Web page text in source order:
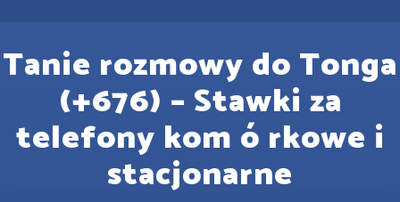
Tanie rozmowy do Tonga
(+676) – Stawki za
telefony kom ó rkowe i
stacjonarne